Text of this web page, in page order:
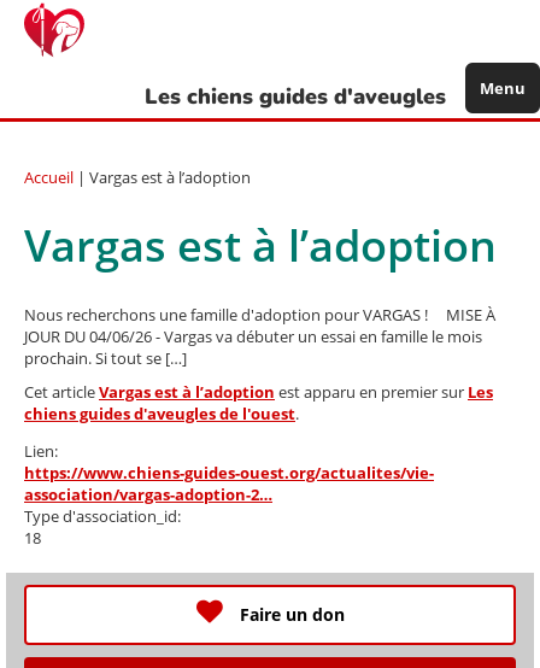
Aller
contenu
Les chiens guides d'aveugles Menu
Accueil | Vargas est à l’adoption
Vargas est à l’adoption
Nous recherchons une famille d'adoption pour VARGAS ! MISE À
JOUR DU 04/06/26 - Vargas va débuter un essai en famille le mois
prochain. Si tout se […]
Cet articleVargas est à l’adoption est apparu en premier sur Les
chiens guides d'aveugles de l'ouest.
Lien:
https://www.chiens-guides-ouest.org/actualites/vie-
association/vargas-adoption-2…
Type d'association_id:
18
Faire un don